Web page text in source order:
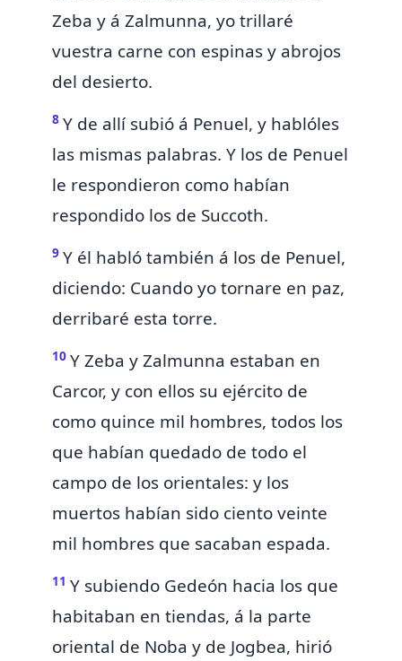
Zeba y á Zalmunna, yotrillaré
vuestra carne con espinas y abrojos
del desierto.
8 Y de allí subió á Penuel, y hablóles
las mismas palabras. Y los de Penuel
le respondieron como habían
respondido los de Succoth.
9 Y él habló también á los de Penuel,
diciendo: Cuando yo tornare en paz,
derribaré esta torre.
10 Y Zeba y Zalmunna estaban en
Carcor, y con ellos su ejército de
como quince mil hombres, todos los
que habían quedado de todo el
campo de los orientales: y los
muertos habían sido ciento veinte
mil hombres que sacaban espada.
11 Y subiendo Gedeón hacia los que
habitaban en tiendas, á la parte
oriental de Noba y de Jogbea, hirió